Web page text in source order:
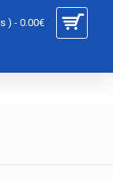
) - 0.00€